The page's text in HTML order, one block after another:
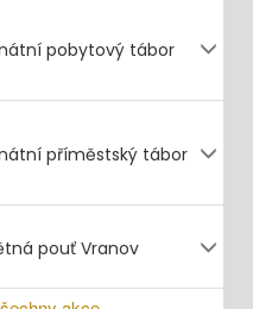
pobytový tábor
příměstský tábor
pouť Vranov